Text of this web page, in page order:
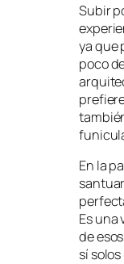
Subir
ya que
poco
En la
Es
de
sí